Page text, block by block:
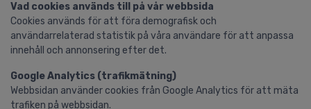
Vad cookies används till på vår webbsida
Cookies används för att föra demografisk och
användarrelaterad statistik på våra användare för att anpassa
innehåll och annonsering efter det.
Google Analytics (trafikmätning)
Webbsidan använder cookies från Google Analytics för att mäta
trafiken på webbsidan.